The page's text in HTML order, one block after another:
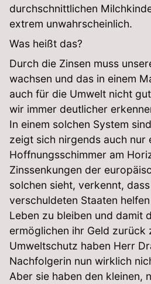
durchschnittlichen
extrem unwahrscheinlich.
Was heißt das?
Durch die Zinsen muss
wachsen und das in einem
auch für die Umwelt nicht
wir immer deutlicher
In einem solchen System
zeigt sich nirgends auch nur
Hoffnungsschimmer am
Zinssenkungen der
solchen sieht, verkennt,
verschuldeten Staaten
Leben zu bleiben und damit
ermöglichen ihr Geld zurück
Umweltschutz haben Herr
Nachfolgerin nun wirklich
Aber sie haben den kleinen,